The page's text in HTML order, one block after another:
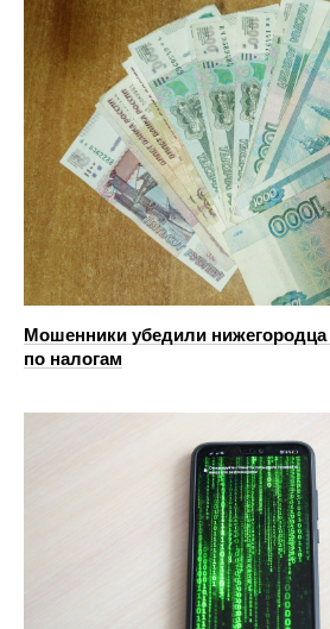
Мошенники убедили нижегородца
по налогам